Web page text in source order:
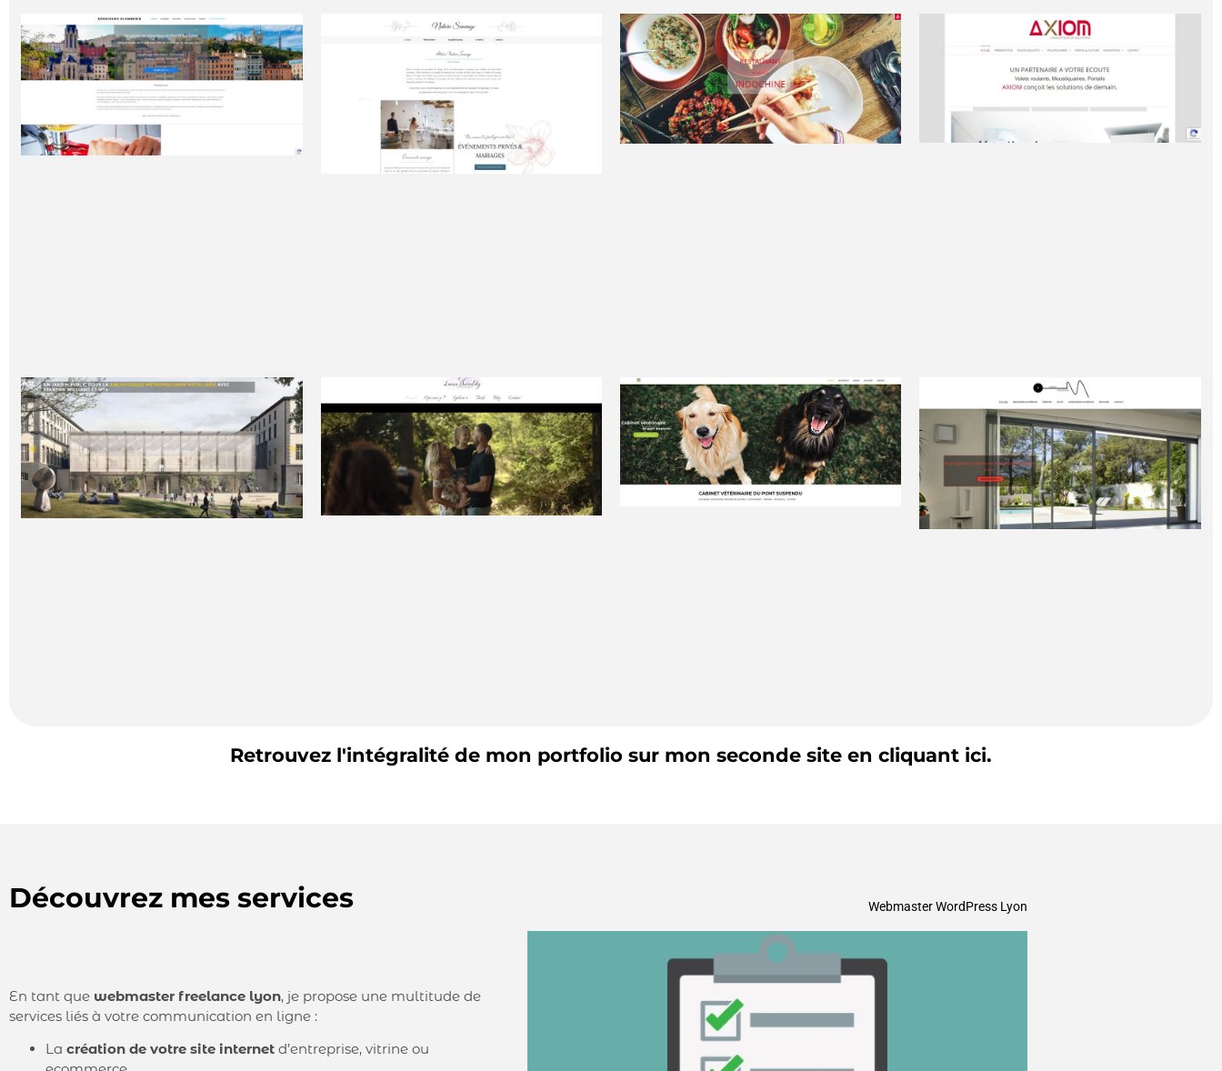
Retrouvez l'intégralité de mon portfolio sur mon seconde site en cliquant ici.
Découvrez mes services Webmaster WordPress Lyon
En tant que webmaster freelance lyon, je propose une multitude de
services liés à votre communication en ligne :
La création de votre site internet d’entreprise, vitrine ou